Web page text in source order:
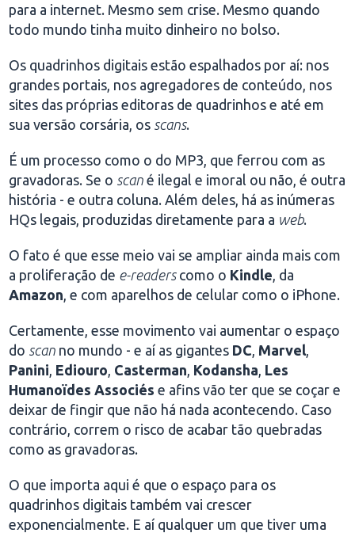
para a internet. Mesmo sem crise. Mesmo quando
todo mundo tinha muito dinheiro no bolso.
Os quadrinhos digitais estão espalhados por aí: nos
grandes portais, nos agregadores de conteúdo, nos
sites das próprias editoras de quadrinhos e até em
sua versão corsária, os scans.
É um processo como o do MP3, que ferrou com as
gravadoras. Se o scan é ilegal e imoral ou não, é outra
história - e outra coluna. Além deles, há as inúmeras
HQs legais, produzidas diretamente para a web.
O fato é que esse meio vai se ampliar ainda mais com
a proliferação de e-readerscomo o Kindle, da
Amazon, e com aparelhos de celular como o iPhone.
Certamente, esse movimento vai aumentar o espaço
do scan no mundo - e aí as gigantes DC, Marvel,
Panini, Ediouro, Casterman, Kodansha, Les
Humanoïdes Associés e afins vão ter que se coçar e
deixar de fingir que não há nada acontecendo. Caso
contrário, correm o risco de acabar tão quebradas
como as gravadoras.
O que importa aqui é que o espaço para os
quadrinhos digitais também vai crescer
exponencialmente. E aí qualquer um que tiver uma